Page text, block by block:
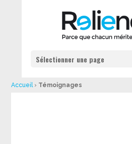
Sélectionner une page
Accueil› Témoignages